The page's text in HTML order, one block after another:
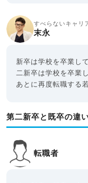
すべらないキャリ
末永
新卒は学校を卒業し
二新卒は学校を卒業
あとに再度転職する
第二新卒と既卒の違
転職者